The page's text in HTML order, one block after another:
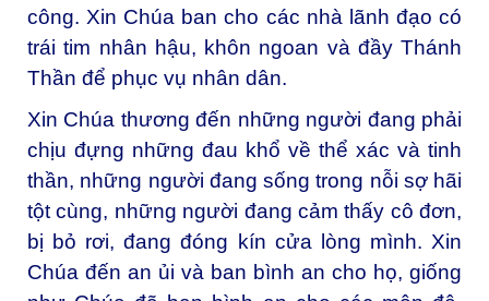
công. Xin Chúa ban cho các nhà lãnh đạo có
trái tim nhân hậu, khôn ngoan và đầy Thánh
Thần để phục vụ nhân dân.
Xin Chúa thương đến những người đang phải
chịu đựng những đau khổ về thể xác và tinh
thần, những người đang sống trong nỗi sợ hãi
tột cùng, những người đang cảm thấy cô đơn,
bị bỏ rơi, đang đóng kín cửa lòng mình. Xin
Chúa đến an ủi và ban bình an cho họ, giống